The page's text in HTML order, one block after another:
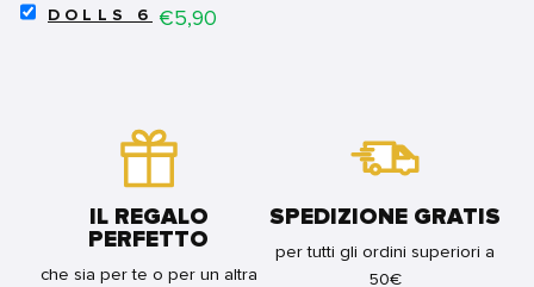
FOR
ORATORIA
SELECT
DOLLS 6 Price
€5,90
IL REGALO
PERFETTO
che sia per te o per un altra
SPEDIZIONE GRATIS
per tutti gli ordini superiori a
50€